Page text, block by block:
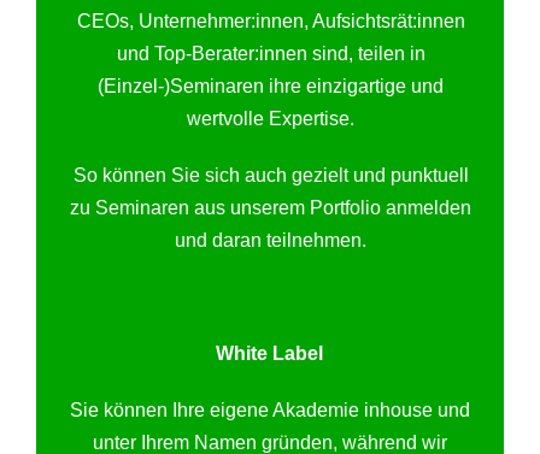
CEOs, Unternehmer:innen, Aufsichtsrät:innen
und Top-Berater:innen sind, teilen in
(Einzel-)Seminaren ihre einzigartige und
wertvolle Expertise.
So können Sie sich auch gezielt und punktuell
zu Seminaren aus unserem Portfolio anmelden
und daran teilnehmen.
White Label
Sie können Ihre eigene Akademie inhouse und
unter Ihrem Namen gründen, während wir